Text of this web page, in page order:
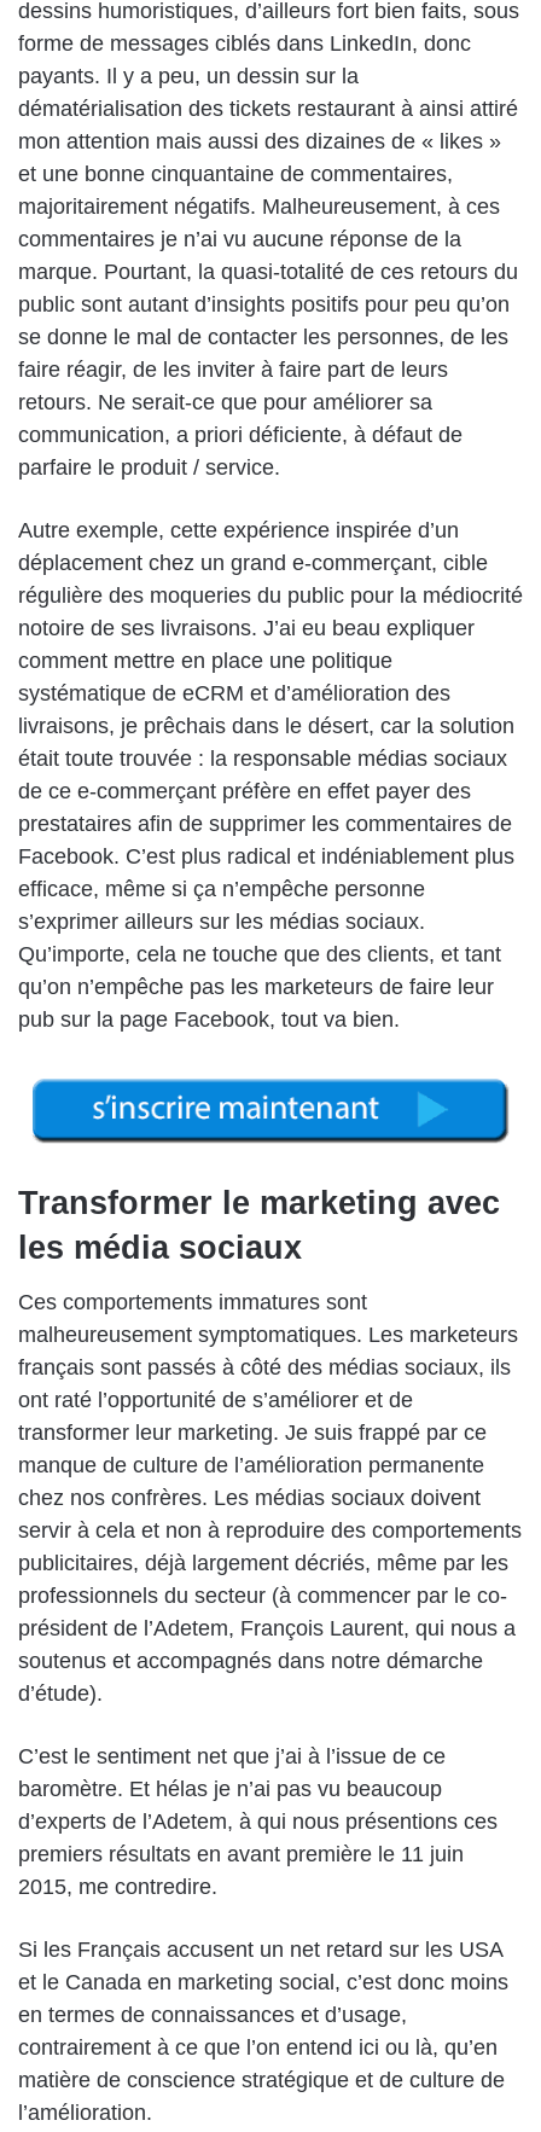
dessins humoristiques, d’ailleurs fort bien faits, sous
forme de messages ciblés dans LinkedIn, donc
payants. Il y a peu, un dessin sur la
dématérialisation des tickets restaurant à ainsi attiré
mon attention mais aussi des dizaines de « likes »
et une bonne cinquantaine de commentaires,
majoritairement négatifs. Malheureusement, à ces
commentaires je n’ai vu aucune réponse de la
marque. Pourtant, la quasi-totalité de ces retours du
public sont autant d’insights positifs pour peu qu’on
se donne le mal de contacter les personnes, de les
faire réagir, de les inviter à faire part de leurs
retours. Ne serait-ce que pour améliorer sa
communication, a priori déficiente, à défaut de
parfaire le produit / service.
Autre exemple, cette expérience inspirée d’un
déplacement chez un grand e-commerçant, cible
régulière des moqueries du public pour la médiocrité
notoire de ses livraisons. J’ai eu beau expliquer
comment mettre en place une politique
systématique de eCRM et d’amélioration des
livraisons, je prêchais dans le désert, car la solution
était toute trouvée : la responsable médias sociaux
de ce e-commerçant préfère en effet payer des
prestataires afin de supprimer les commentaires de
Facebook. C’est plus radical et indéniablement plus
efficace, même si ça n’empêche personne
s’exprimer ailleurs sur les médias sociaux.
Qu’importe, cela ne touche que des clients, et tant
qu’on n’empêche pas les marketeurs de faire leur
pub sur la page Facebook, tout va bien.
Transformer le marketing avec
les média sociaux
Ces comportements immatures sont
malheureusement symptomatiques. Les marketeurs
français sont passés à côté des médias sociaux, ils
ont raté l’opportunité de s’améliorer et de
transformer leur marketing. Je suis frappé par ce
manque de culture de l’amélioration permanente
chez nos confrères. Les médias sociaux doivent
servir à cela et non à reproduire des comportements
publicitaires, déjà largement décriés, même par les
professionnels du secteur (à commencer par le co-
président de l’Adetem, François Laurent, qui nous a
soutenus et accompagnés dans notre démarche
d’étude).
C’est le sentiment net que j’ai à l’issue de ce
baromètre. Et hélas je n’ai pas vu beaucoup
d’experts de l’Adetem, à qui nous présentions ces
premiers résultats en avant première le 11 juin
2015, me contredire.
Si les Français accusent un net retard sur les USA
et le Canada en marketing social, c’est donc moins
en termes de connaissances et d’usage,
contrairement à ce que l’on entend ici ou là, qu’en
matière de conscience stratégique et de culture de
l’amélioration.